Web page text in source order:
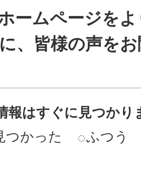
ームページを
、皆様の声を
報はすぐに見つかり
つかった
ふつう